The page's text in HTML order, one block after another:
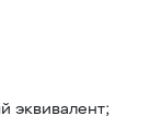
эквивалент;